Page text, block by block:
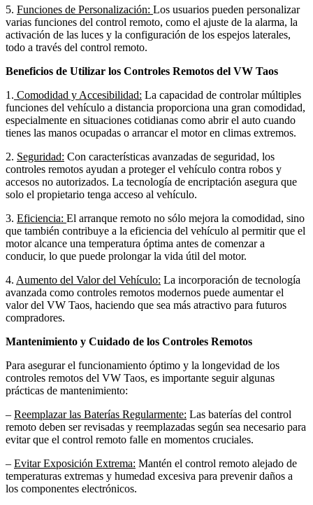
5. Funciones de Personalización: Los usuarios pueden personalizar
varias funciones del control remoto, como el ajuste de la alarma, la
activación de las luces y la configuración de los espejos laterales,
todo a través del control remoto.
Beneficios de Utilizar los Controles Remotos del VW Taos
1. Comodidad y Accesibilidad: La capacidad de controlar múltiples
funciones del vehículo a distancia proporciona una gran comodidad,
especialmente en situaciones cotidianas como abrir el auto cuando
tienes las manos ocupadas o arrancar el motor en climas extremos.
2. Seguridad: Con características avanzadas de seguridad, los
controles remotos ayudan a proteger el vehículo contra robos y
accesos no autorizados. La tecnología de encriptación asegura que
solo el propietario tenga acceso al vehículo.
3. Eficiencia: El arranque remoto no sólo mejora la comodidad, sino
que también contribuye a la eficiencia del vehículo al permitir que el
motor alcance una temperatura óptima antes de comenzar a
conducir, lo que puede prolongar la vida útil del motor.
4. Aumento del Valor del Vehículo: La incorporación de tecnología
avanzada como controles remotos modernos puede aumentar el
valor del VW Taos, haciendo que sea más atractivo para futuros
compradores.
Mantenimiento y Cuidado de los Controles Remotos
Para asegurar el funcionamiento óptimo y la longevidad de los
controles remotos del VW Taos, es importante seguir algunas
prácticas de mantenimiento:
– Reemplazar las Baterías Regularmente: Las baterías del control
remoto deben ser revisadas y reemplazadas según sea necesario para
evitar que el control remoto falle en momentos cruciales.
– Evitar Exposición Extrema: Mantén el control remoto alejado de
temperaturas extremas y humedad excesiva para prevenir daños a
los componentes electrónicos.